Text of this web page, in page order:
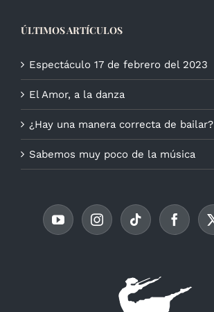
ÚLTIMOS ARTÍCULOS
Espectáculo 17 de febrero del 2023
El Amor, a la danza
¿Hay una manera correcta de bailar?
Sabemos muy poco de la música